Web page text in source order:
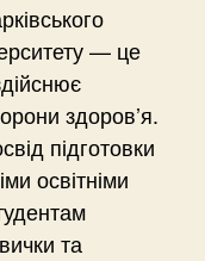
— це
здоров’я.
підготовки
освітніми
та